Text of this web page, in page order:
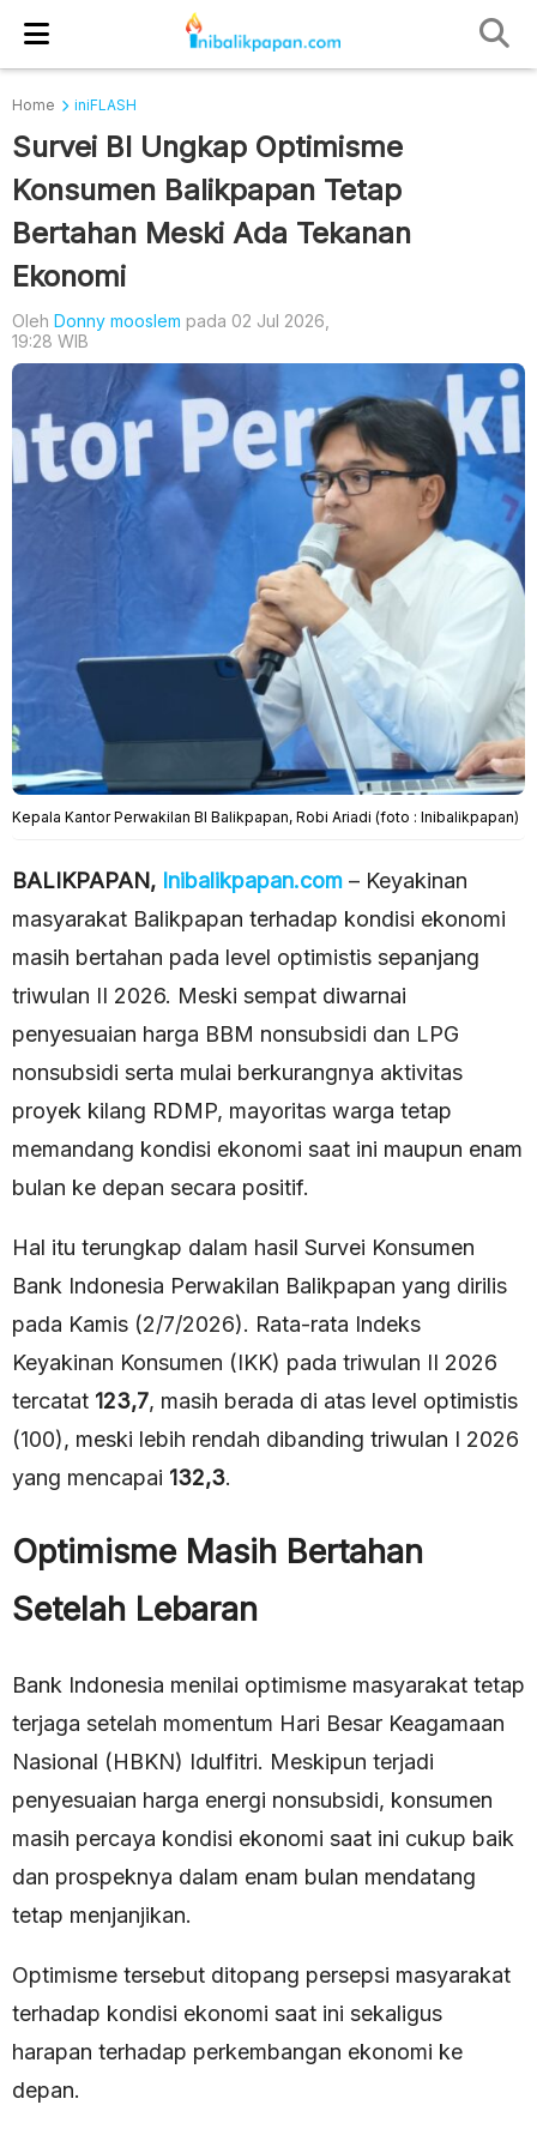
Home iniFLASH
Survei BI Ungkap Optimisme
Konsumen Balikpapan Tetap
Bertahan Meski Ada Tekanan
Ekonomi
Oleh Donny mooslem pada 02 Jul 2026,
19:28 WIB
Kepala Kantor Perwakilan BI Balikpapan, Robi Ariadi (foto : Inibalikpapan)
BALIKPAPAN, Inibalikpapan.com – Keyakinan
masyarakat Balikpapan terhadap kondisi ekonomi
masih bertahan pada level optimistis sepanjang
triwulan II 2026. Meski sempat diwarnai
penyesuaian harga BBM nonsubsidi dan LPG
nonsubsidi serta mulai berkurangnya aktivitas
proyek kilang RDMP, mayoritas warga tetap
memandang kondisi ekonomi saat ini maupun enam
bulan ke depan secara positif.
Hal itu terungkap dalam hasil Survei Konsumen
Bank Indonesia Perwakilan Balikpapan yang dirilis
pada Kamis (2/7/2026). Rata-rata Indeks
Keyakinan Konsumen (IKK) pada triwulan II 2026
tercatat 123,7, masih berada di atas level optimistis
(100), meski lebih rendah dibanding triwulan I 2026
yang mencapai 132,3.
Optimisme Masih Bertahan
Setelah Lebaran
Bank Indonesia menilai optimisme masyarakat tetap
terjaga setelah momentum Hari Besar Keagamaan
Nasional (HBKN) Idulfitri. Meskipun terjadi
penyesuaian harga energi nonsubsidi, konsumen
masih percaya kondisi ekonomi saat ini cukup baik
dan prospeknya dalam enam bulan mendatang
tetap menjanjikan.
Optimisme tersebut ditopang persepsi masyarakat
terhadap kondisi ekonomi saat ini sekaligus
harapan terhadap perkembangan ekonomi ke
depan.